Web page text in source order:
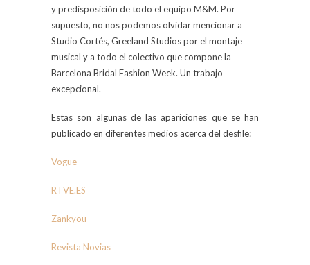
y predisposición de todo el equipo M&M. Por
supuesto, no nos podemos olvidar mencionar a
Studio Cortés, Greeland Studios por el montaje
musical y a todo el colectivo que compone la
Barcelona Bridal Fashion Week. Un trabajo
excepcional.
Estas son algunas de las apariciones que se han
publicado en diferentes medios acerca del desfile:
Vogue
RTVE.ES
Zankyou
Revista Novias